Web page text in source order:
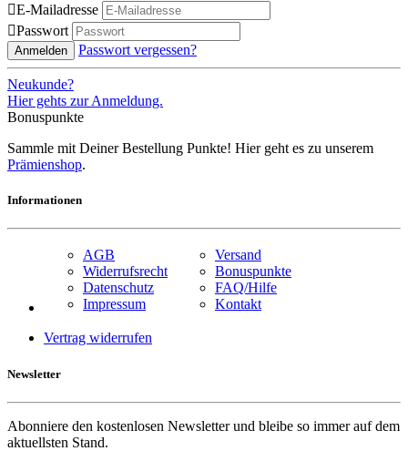
E-Mailadresse
Passwort
Anmelden Passwort vergessen?
Neukunde?
Hier gehts zur Anmeldung.
Bonuspunkte
Sammle mit Deiner Bestellung Punkte! Hier geht es zu unserem
Prämienshop.
Informationen
AGB
Widerrufsrecht
Datenschutz
Impressum
Versand
Bonuspunkte
FAQ/Hilfe
Kontakt
Vertrag widerrufen
Newsletter
Abonniere den kostenlosen Newsletter und bleibe so immer auf dem
aktuellsten Stand.